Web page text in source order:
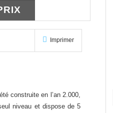
Imprimer
construite en l’an 2.000,
niveau et dispose de 5